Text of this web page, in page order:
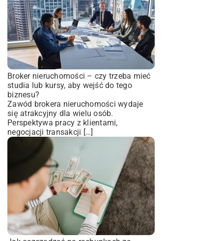
Broker nieruchomości – czy trzeba mieć
studia lub kursy, aby wejść do tego
biznesu?
Zawód brokera nieruchomości wydaje
się atrakcyjny dla wielu osób.
Perspektywa pracy z klientami,
negocjacji transakcji […]